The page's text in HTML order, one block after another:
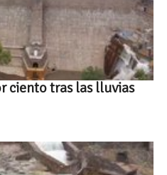
ciento tras las lluvias